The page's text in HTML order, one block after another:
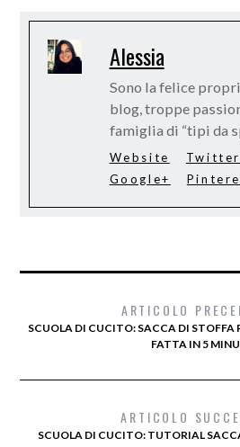
Alessia
Sono la felice
blog, troppe
famiglia di “tipi da
Website Twitter
Google+
ARTICOLO
SCUOLA DI CUCITO: SACCA DI STOFFA
FATTA IN 5
ARTICOLO
SCUOLA DI CUCITO: TUTORIAL